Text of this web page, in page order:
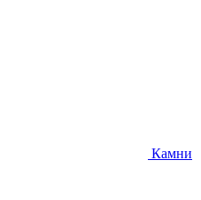
Камни